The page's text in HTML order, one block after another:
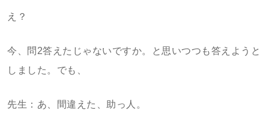
え？
今、問2答えたじゃないですか。と思いつつも答えようと
しました。でも、
先生：あ、間違えた、助っ人。